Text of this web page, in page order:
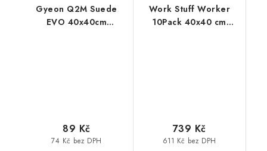
Gyeon Q2M Suede
EVO 40x40cm
74 Kč bez DPH
89 Kč
Work Stuff Worker
10Pack 40x40 cm
611 Kč bez DPH
739 Kč